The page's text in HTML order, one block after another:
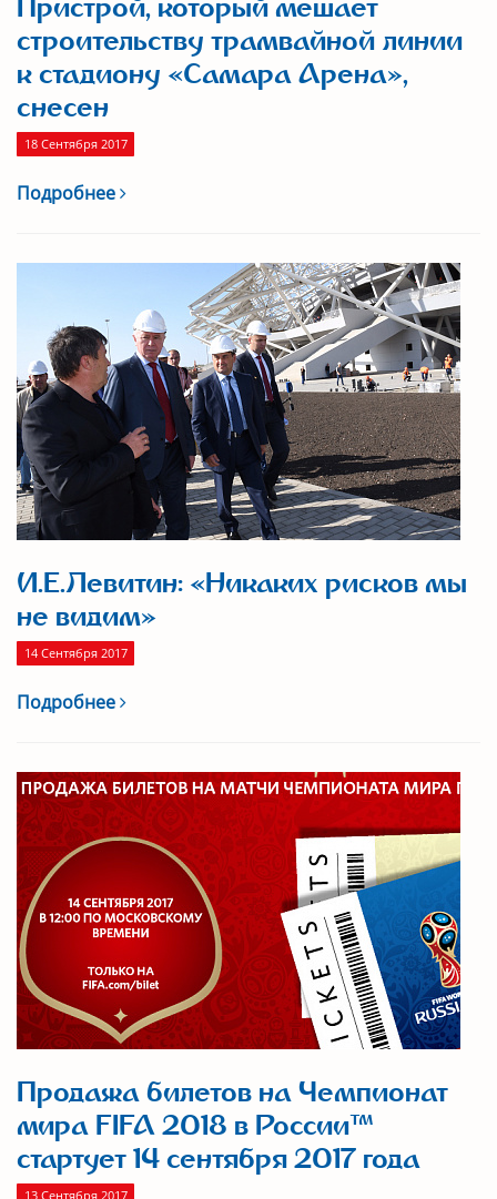
Пристрой, который мешает
строительству трамвайной линии
к стадиону «Самара Арена»,
снесен
18 Сентября 2017
Подробнее
И.Е.Левитин: «Никаких рисков мы
не видим»
14 Сентября 2017
Подробнее
Продажа билетов на Чемпионат
мира FIFA 2018 в России™
стартует 14 сентября 2017 года
13 Сентября 2017